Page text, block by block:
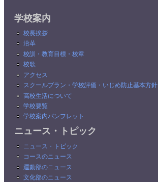
学校案内
校長挨拶
沿革
校訓・教育目標・校章
校歌
アクセス
スクールプラン・学校評価・いじめ防止基本方針
高校生活について
学校要覧
学校案内パンフレット
ニュース・トピック
ニュース・トピック
コースのニュース
運動部のニュース
文化部のニュース